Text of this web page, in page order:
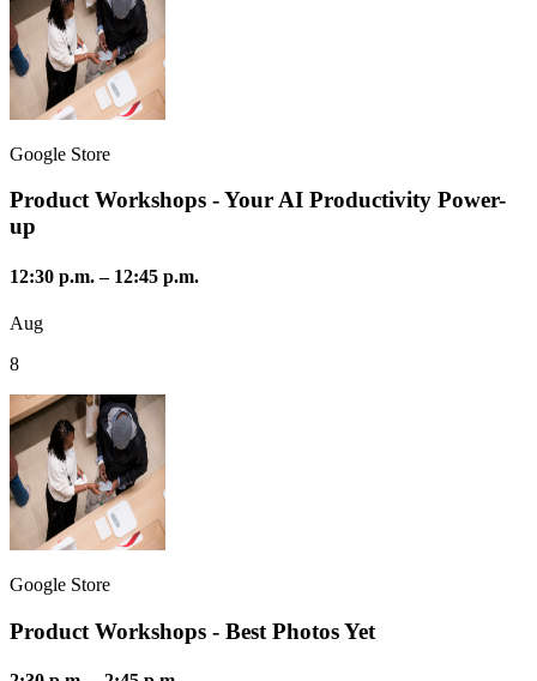
Google Store
Product Workshops - Your AI Productivity Power-
up
12:30 p.m.– 12:45 p.m.
Aug
8
Google Store
Product Workshops - Best Photos Yet